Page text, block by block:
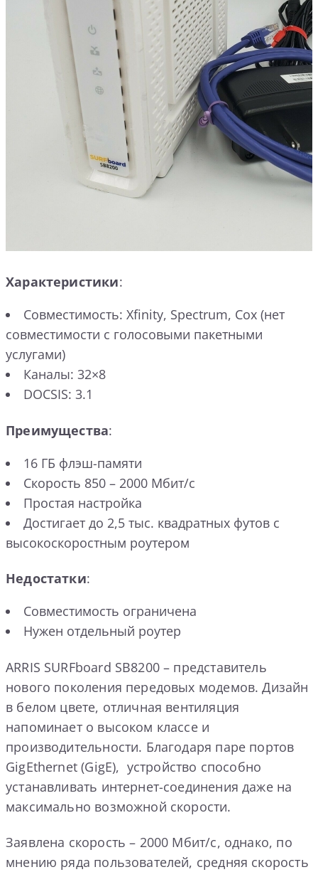
Характеристики:
Совместимость: Xfinity, Spectrum, Cox (нет
совместимости с голосовыми пакетными
услугами)
Каналы: 32×8
DOCSIS: 3.1
Преимущества:
16 ГБ флэш-памяти
Скорость 850 – 2000 Мбит/с
Простая настройка
Достигает до 2,5 тыс. квадратных футов с
высокоскоростным роутером
Недостатки:
Совместимость ограничена
Нужен отдельный роутер
ARRIS SURFboard SB8200 – представитель
нового поколения передовых модемов. Дизайн
в белом цвете, отличная вентиляция
напоминает о высоком классе и
производительности. Благодаря паре портов
GigEthernet (GigE), устройство способно
устанавливать интернет-соединения даже на
максимально возможной скорости.
Заявлена скорость – 2000 Мбит/с, однако, по
мнению ряда пользователей, средняя скорость